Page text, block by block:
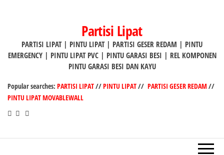
Partisi Lipat
PARTISI LIPAT | PINTU LIPAT | PARTISI GESER REDAM | PINTU
EMERGENCY | PINTU LIPAT PVC | PINTU GARASI BESI | REL KOMPONEN
PINTU GARASI BESI DAN KAYU
Popular searches: PARTISI LIPAT//PINTU LIPAT// PARTISI GESER REDAM//
PINTU LIPAT MOVABLEWALL